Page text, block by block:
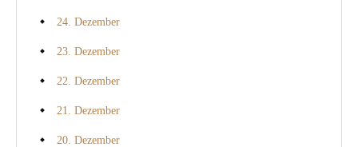
24. Dezember
23. Dezember
22. Dezember
21. Dezember
20. Dezember